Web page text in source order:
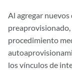
Al agregar
preaprovisionado,
procedimiento
los vínculos de